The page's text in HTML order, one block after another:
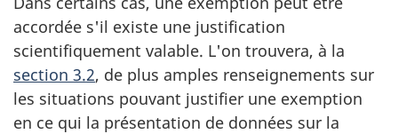
accordée s'il existe une justification
scientifiquement valable. L'on trouvera, à la
section 3.2, de plus amples renseignements sur
les situations pouvant justifier une exemption
en ce qui la présentation de données sur la